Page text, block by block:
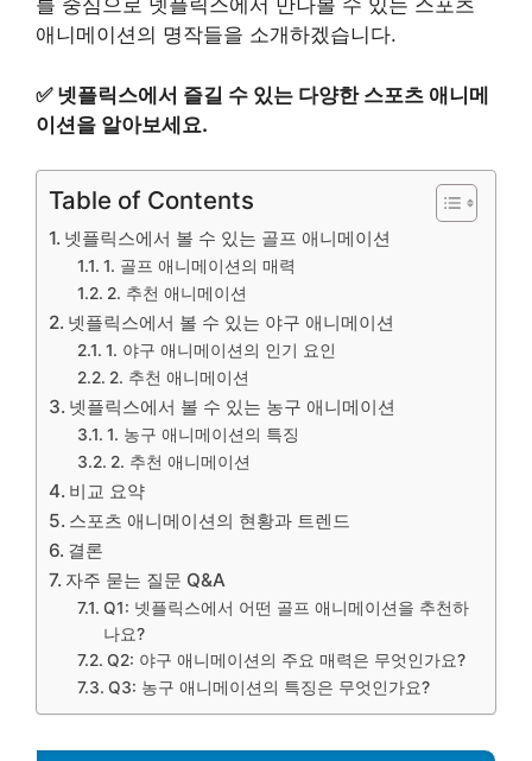
를 중심으로 넷플릭스에서 만나볼 수 있는 스포츠
애니메이션의 명작들을 소개하겠습니다.
✅ 넷플릭스에서 즐길 수 있는 다양한 스포츠 애니메
이션을 알아보세요.
Table of Contents
넷플릭스에서 볼 수 있는 골프 애니메이션
1. 골프 애니메이션의 매력
2. 추천 애니메이션
넷플릭스에서 볼 수 있는 야구 애니메이션
1. 야구 애니메이션의 인기 요인
2. 추천 애니메이션
넷플릭스에서 볼 수 있는 농구 애니메이션
1. 농구 애니메이션의 특징
2. 추천 애니메이션
비교 요약
스포츠 애니메이션의 현황과 트렌드
결론
자주 묻는 질문 Q&A
Q1: 넷플릭스에서 어떤 골프 애니메이션을 추천하
나요?
Q2: 야구 애니메이션의 주요 매력은 무엇인가요?
Q3: 농구 애니메이션의 특징은 무엇인가요?